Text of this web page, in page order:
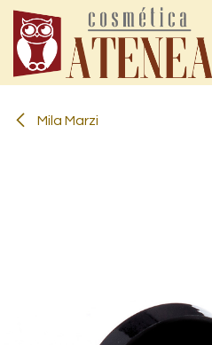
Ir al contenido
Mila Marzi